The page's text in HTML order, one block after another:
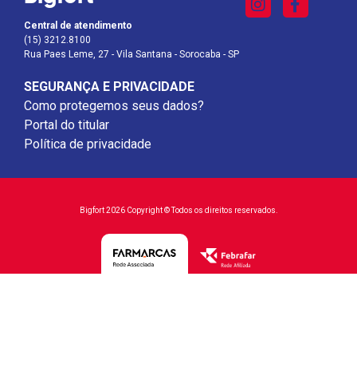
Central de atendimento
(15) 3212.8100
Rua Paes Leme, 27 - Vila Santana - Sorocaba - SP
SEGURANÇA E PRIVACIDADE
Como protegemos seus dados?
Portal do titular
Política de privacidade
Bigfort 2026 Copyright © Todos os direitos reservados.